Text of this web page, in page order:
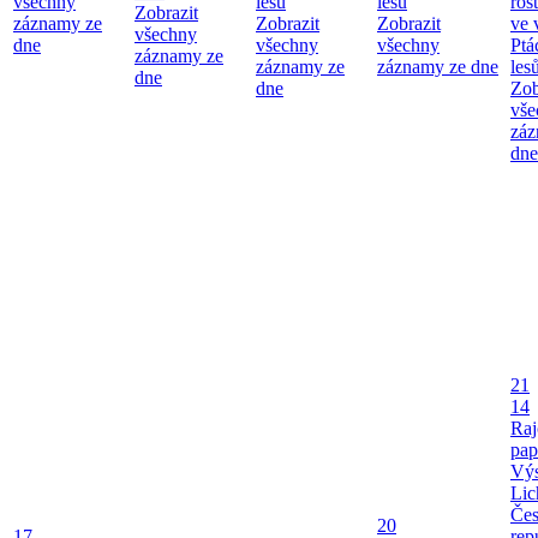
záznamy ze
dne
Zobrazit
všechny
záznamy ze
dne
Zobrazit
všechny
záznamy ze
dne
Zobrazit
všechny
záznamy ze dne
ve
dne
20
21
14